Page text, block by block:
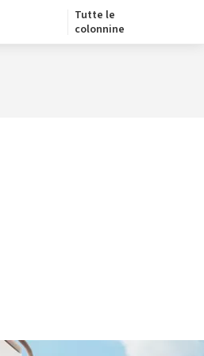
Tutte le
colonnine